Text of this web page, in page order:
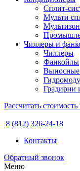
Сплит-
Мульти
Чиллеры и
Чиллеры
Фанкойлы
Выносные
Градирни
Рассчитать
8 (812) 326-24-18
Контакты
Обратный звонок
Меню